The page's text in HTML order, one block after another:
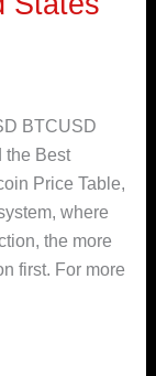
BTCUSD
the Best
Price Table,
where
the more
first. For more